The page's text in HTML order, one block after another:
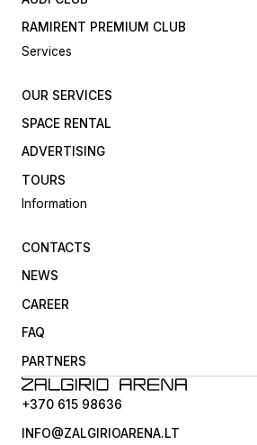
RAMIRENT PREMIUM CLUB
Services
OUR SERVICES
SPACE RENTAL
ADVERTISING
TOURS
Information
CONTACTS
NEWS
CAREER
FAQ
PARTNERS
+370 615 98636
INFO@ZALGIRIOARENA.LT